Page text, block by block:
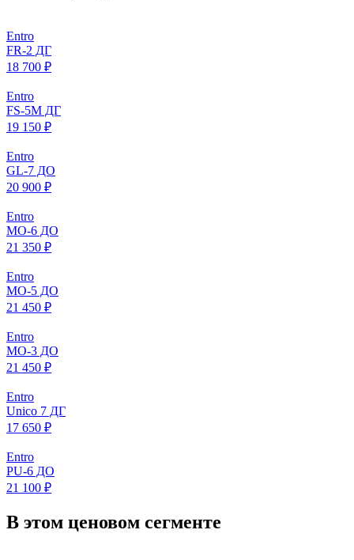
Entro
FR-2 ДГ
18 700 ₽
Entro
FS-5M ДГ
19 150 ₽
Entro
GL-7 ДО
20 900 ₽
Entro
МO-6 ДО
21 350 ₽
Entro
МO-5 ДО
21 450 ₽
Entro
МO-3 ДО
21 450 ₽
Entro
Unico 7 ДГ
17 650 ₽
Entro
PU-6 ДО
21 100 ₽
В этом ценовом сегменте